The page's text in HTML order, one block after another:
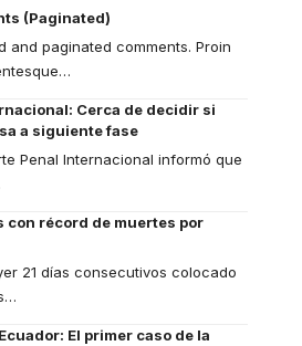
(Paginated)
and paginated comments. Proin
…
Cerca de decidir si
a siguiente fase
Penal Internacional informó que
con récord de muertes por
21 días consecutivos colocado
…
El primer caso de la